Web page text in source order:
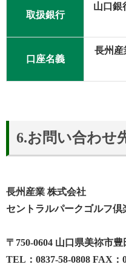
取扱銀行
山口銀
口座名義
長州
6.お問い合わせ
長州産業 株式会社
セントラルパークゴルフ倶
〒750-0604 山口県美祢市
TEL：0837-58-0808 FAX：